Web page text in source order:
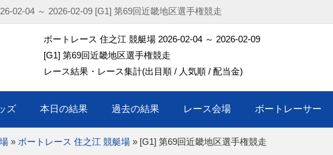
02-04 ～ 2026-02-09 [G1] 第69回近畿地区選手権競走
ボートレース 住之江 競艇場 2026-02-04 ～ 2026-02-09
[G1] 第69回近畿地区選手権競走
レース結果・レース集計(出目順 / 人気順 / 配当金)
ズ 本日の結果 過去の結果 レース会場 ボートレーサー
» ボートレース 住之江 競艇場 » [G1] 第69回近畿地区選手権競走